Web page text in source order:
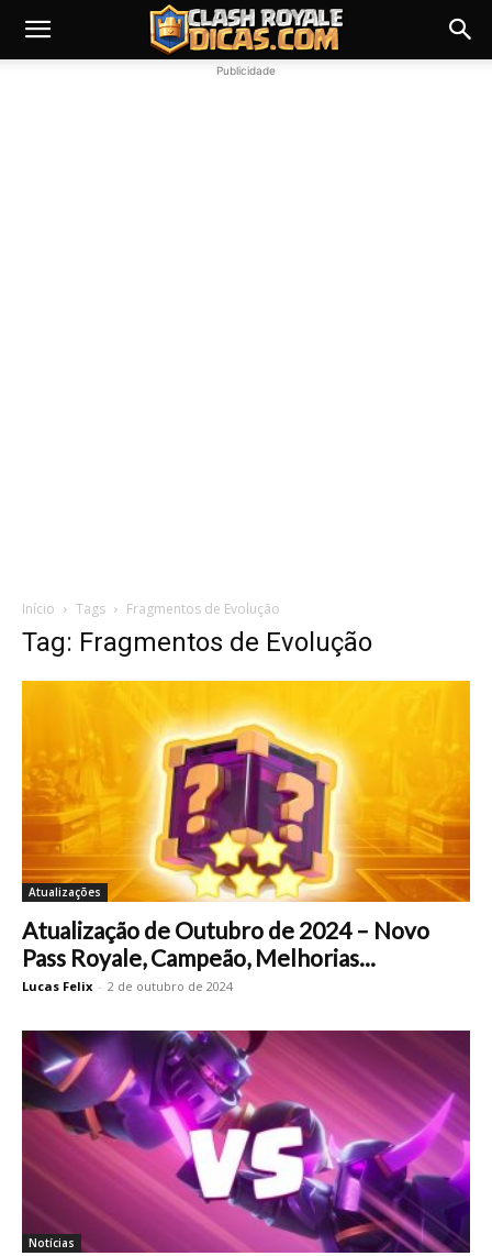
Publicidade
Início Tags Fragmentos de Evolução
Tag: Fragmentos de Evolução
Atualizações
Atualização de Outubro de 2024 – Novo
Pass Royale, Campeão, Melhorias...
Lucas Felix - 2 de outubro de 2024
Notícias